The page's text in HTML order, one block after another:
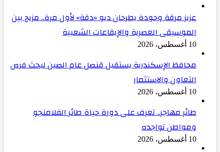
عزيز مرقة وحودة يطرحان ديو «دقة» لأول مرة.. مزيج بين
الموسيقى العصرية والإيقاعات الشعبية
10 أغسطس، 2026
محافظ الإسكندرية يستقبل قنصل عام الصين لبحث فرص
التعاون والاستثمار
10 أغسطس، 2026
طائر مهاجر.. تعرف على دورة حياة طائر الفلامنجو
ومواطن تواجده
10 أغسطس، 2026